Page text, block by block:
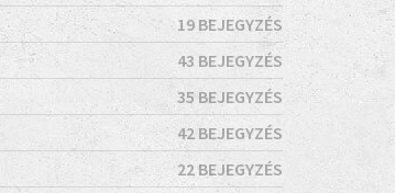
19 BEJEGYZÉS
43 BEJEGYZÉS
35 BEJEGYZÉS
42 BEJEGYZÉS
22 BEJEGYZÉS